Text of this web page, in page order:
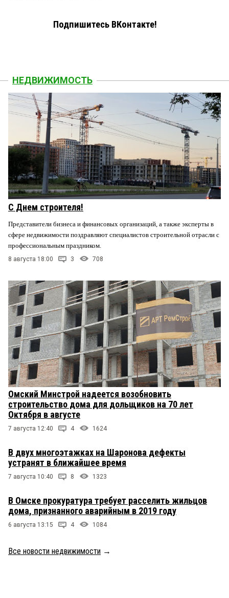
Подпишитесь ВКонтакте!
НЕДВИЖИМОСТЬ
С Днем строителя!
Представители бизнеса и финансовых организаций, а также эксперты в
сфере недвижимости поздравляют специалистов строительной отрасли с
профессиональным праздником.
8 августа 18:00 3 708
Омский Минстрой надеется возобновить
строительство дома для дольщиков на 70 лет
Октября в августе
7 августа 12:40 4 1624
В двух многоэтажках на Шаронова дефекты
устранят в ближайшее время
7 августа 10:40 8 1323
В Омске прокуратура требует расселить жильцов
дома, признанного аварийным в 2019 году
6 августа 13:15 4 1084
Все новости недвижимости →